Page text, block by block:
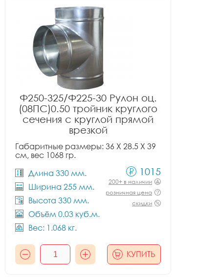
Ф250-325/Ф225-30 Рулон оц.
(08ПС)0.50 тройник круглого
сечения с круглой прямой
врезкой
Габаритные размеры: 36 X 28.5 X 39
см, вес 1068 гр.
Длина 330 мм.
Ширина 255 мм.
Высота 330 мм.
Объём 0.03 куб.м.
Вес: 1.068 кг.
1015
200+ в наличии
розничная цена
скидки
КУПИТЬ